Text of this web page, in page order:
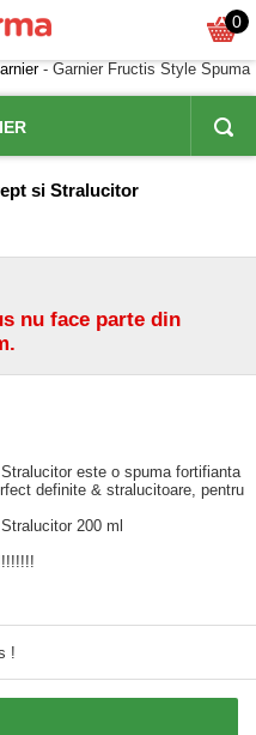
0
- Garnier Fructis Style Spuma
si Stralucitor
nu face parte din
este o spuma fortifianta
definite & stralucitoare, pentru
200 ml
!